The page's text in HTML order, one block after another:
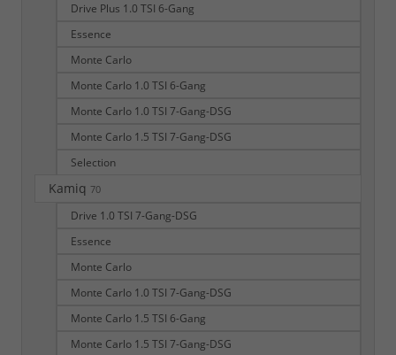
Drive Plus 1.0 TSI 6-Gang
Essence
Monte Carlo
Monte Carlo 1.0 TSI 6-Gang
Monte Carlo 1.0 TSI 7-Gang-DSG
Monte Carlo 1.5 TSI 7-Gang-DSG
Selection
Kamiq 70
Drive 1.0 TSI 7-Gang-DSG
Essence
Monte Carlo
Monte Carlo 1.0 TSI 7-Gang-DSG
Monte Carlo 1.5 TSI 6-Gang
Monte Carlo 1.5 TSI 7-Gang-DSG